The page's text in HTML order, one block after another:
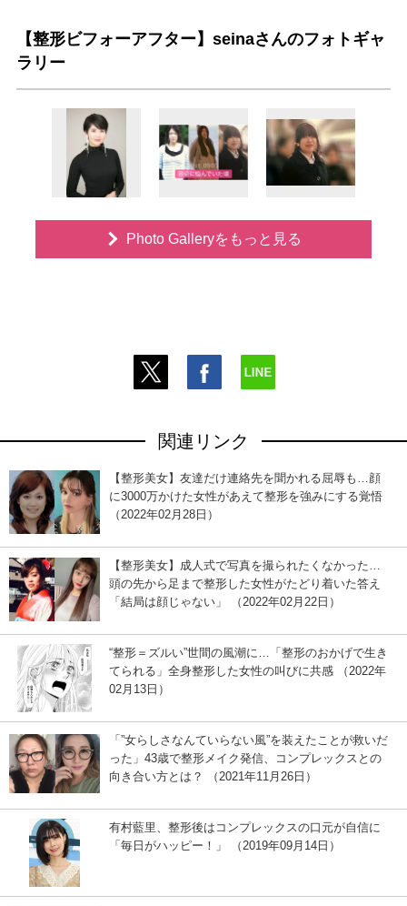
【整形ビフォーアフター】seinaさんのフォトギャ
ラリー
Photo Galleryをもっと見る
関連リンク
【整形美女】友達だけ連絡先を聞かれる屈辱も…顔
に3000万かけた女性があえて整形を強みにする覚悟
（2022年02月28日）
【整形美女】成人式で写真を撮られたくなかった…
頭の先から足まで整形した女性がたどり着いた答え
「結局は顔じゃない」 （2022年02月22日）
“整形＝ズルい”世間の風潮に…「整形のおかげで生き
てられる」全身整形した女性の叫びに共感 （2022年
02月13日）
「”女らしさなんていらない風”を装えたことが救いだ
った」43歳で整形メイク発信、コンプレックスとの
向き合い方とは？ （2021年11月26日）
有村藍里、整形後はコンプレックスの口元が自信に
「毎日がハッピー！」 （2019年09月14日）